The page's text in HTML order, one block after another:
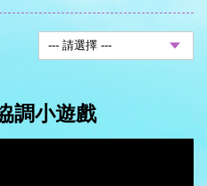
調小遊戲